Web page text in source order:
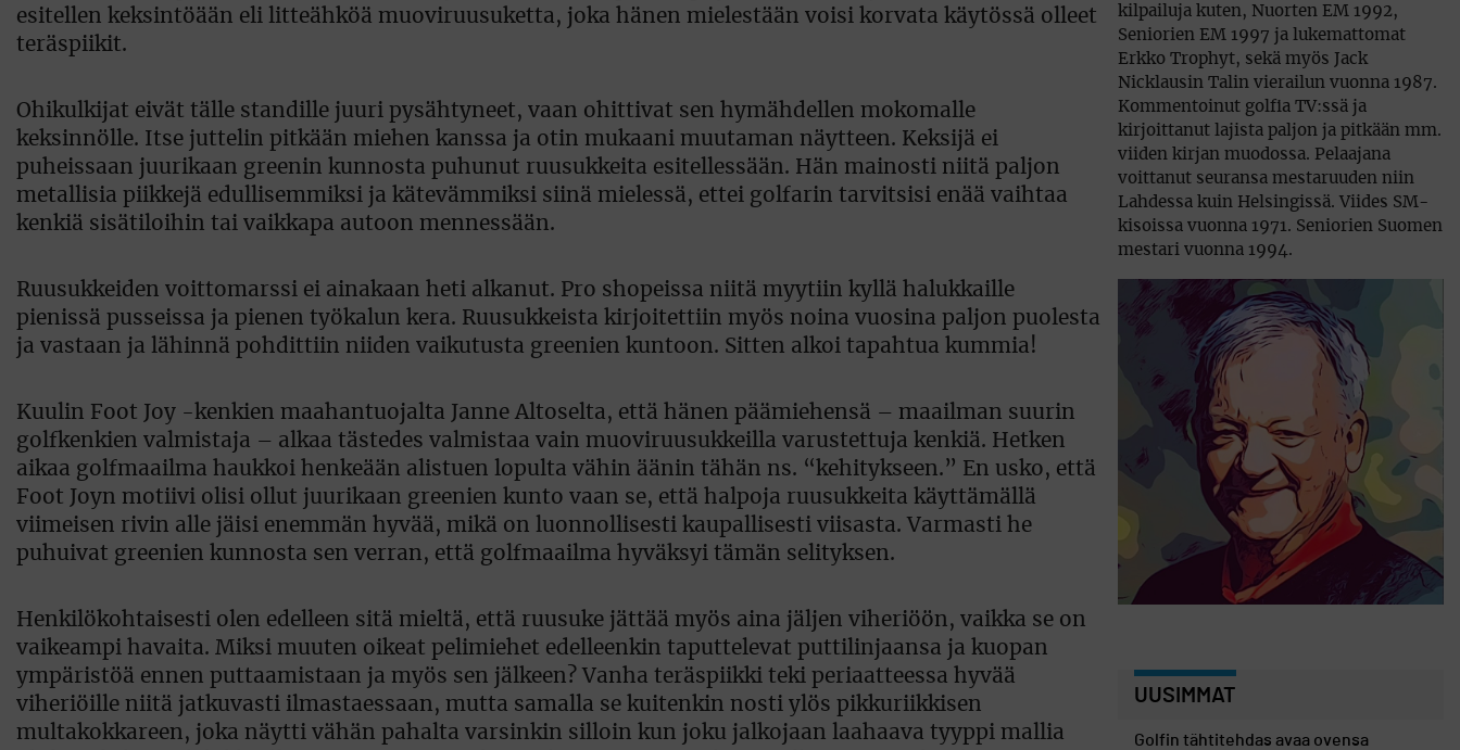
esitellen keksintöään eli litteähköä muoviruusuketta, joka hänen mielestään voisi korvata käytössä olleet
teräspiikit.
Ohikulkijat eivät tälle standille juuri pysähtyneet, vaan ohittivat sen hymähdellen mokomalle
keksinnölle. Itse juttelin pitkään miehen kanssa ja otin mukaani muutaman näytteen. Keksijä ei
puheissaan juurikaan greenin kunnosta puhunut ruusukkeita esitellessään. Hän mainosti niitä paljon
metallisia piikkejä edullisemmiksi ja kätevämmiksi siinä mielessä, ettei golfarin tarvitsisi enää vaihtaa
kenkiä sisätiloihin tai vaikkapa autoon mennessään.
Ruusukkeiden voittomarssi ei ainakaan heti alkanut. Pro shopeissa niitä myytiin kyllä halukkaille
pienissä pusseissa ja pienen työkalun kera. Ruusukkeista kirjoitettiin myös noina vuosina paljon puolesta
ja vastaan ja lähinnä pohdittiin niiden vaikutusta greenien kuntoon. Sitten alkoi tapahtua kummia!
Kuulin Foot Joy -kenkien maahantuojalta Janne Altoselta, että hänen päämiehensä ­– maailman suurin
golfkenkien valmistaja – alkaa tästedes valmistaa vain muoviruusukkeilla varustettuja kenkiä. Hetken
aikaa golfmaailma haukkoi henkeään alistuen lopulta vähin äänin tähän ns. “kehitykseen.” En usko, että
Foot Joyn motiivi olisi ollut juurikaan greenien kunto vaan se, että halpoja ruusukkeita käyttämällä
viimeisen rivin alle jäisi enemmän hyvää, mikä on luonnollisesti kaupallisesti viisasta. Varmasti he
puhuivat greenien kunnosta sen verran, että golfmaailma hyväksyi tämän selityksen.
Henkilökohtaisesti olen edelleen sitä mieltä, että ruusuke jättää myös aina jäljen viheriöön, vaikka se on
vaikeampi havaita. Miksi muuten oikeat pelimiehet edelleenkin taputtelevat puttilinjaansa ja kuopan
ympäristöä ennen puttaamistaan ja myös sen jälkeen? Vanha teräspiikki teki periaatteessa hyvää
viheriöille niitä jatkuvasti ilmastaessaan, mutta samalla se kuitenkin nosti ylös pikkuriikkisen
multakokkareen, joka näytti vähän pahalta varsinkin silloin kun joku jalkojaan laahaava tyyppi mallia
kilpailuja kuten, Nuorten EM 1992,
Seniorien EM 1997 ja lukemattomat
Erkko Trophyt, sekä myös Jack
Nicklausin Talin vierailun vuonna 1987.
Kommentoinut golfia TV:ssä ja
kirjoittanut lajista paljon ja pitkään mm.
viiden kirjan muodossa. Pelaajana
voittanut seuransa mestaruuden niin
Lahdessa kuin Helsingissä. Viides SM-
kisoissa vuonna 1971. Seniorien Suomen
mestari vuonna 1994.
UUSIMMAT
Golfin tähtitehdas avaa ovensa